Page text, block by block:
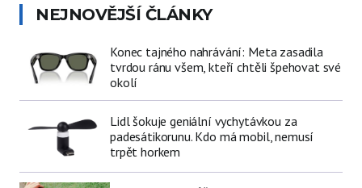
NEJNOVĚJŠÍ ČLÁNKY
Konec tajného nahrávání: Meta zasadila
tvrdou ránu všem, kteří chtěli špehovat své
okolí
Lidl šokuje geniální vychytávkou za
padesátikorunu. Kdo má mobil, nemusí
trpět horkem